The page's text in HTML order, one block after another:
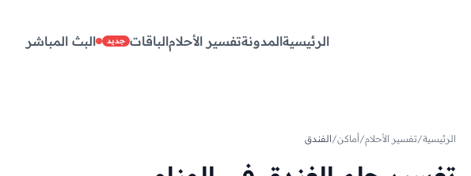
الرئيسيةالمدونةتفسير الأحلامالباقات جديد البث المباشر
الرئيسية/تفسير الأحلام/أماكن/الفندق